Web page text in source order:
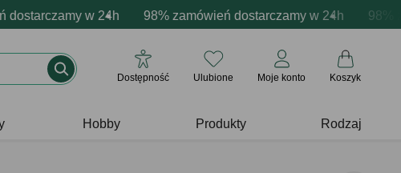
w 24h 98% zamówień dostarczamy w 24h 98%
produktów Profesjonalna i darmowa
pozytywne emocje - zawsze udane prezenty Prezentujemy
Dostępność Ulubione Moje konto Koszyk
Hobby Produkty Rodzaj